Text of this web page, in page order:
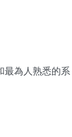
最為人熟悉的系